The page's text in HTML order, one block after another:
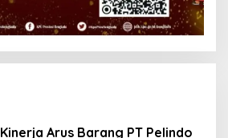
Arus Barang PT Pelindo